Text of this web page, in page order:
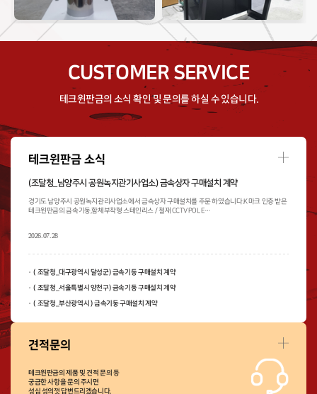
CUSTOMER SERVICE
테크윈판금의 소식 확인 및 문의를 하실 수 있습니다.
테크윈판금 소식
(조달청_남양주시 공원녹지관기사업소) 금속상자 구매설치 계약
경기도 남양주시 공원녹지관리사업소에서 금속상자 구매설치를 주문 하였습니다. K마크 인증 받은
테크윈판금의 금속기둥,함체부착형 스테인리스 / 철재 CCTV POLE…
2026.07.28
( 조달청_대구광역시 달성군) 금속기둥 구매설치 계약
( 조달청_서울특별시 양천구) 금속기둥 구매설치 계약
( 조달청_부산광역시 ) 금속기둥 구매설치 계약
소
기
견적문의
테크윈판금의 제품 및 견적 문의 등
궁금한 사항을 문의 주시면
성심 성의껏 답변드리겠습니다.
견
문
의
더